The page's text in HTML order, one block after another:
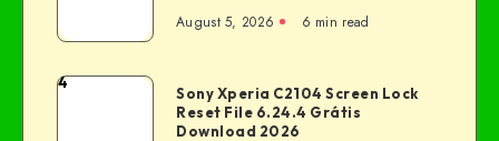
August 5, 2026 6 min read
4
Sony Xperia C2104 Screen Lock
Reset File 6.24.4 Grátis
Download 2026